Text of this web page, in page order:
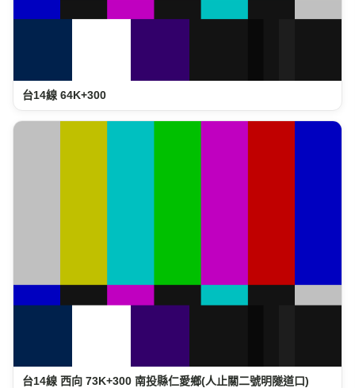
台14線 64K+300
台14線 西向 73K+300 南投縣仁愛鄉(人止關二號明隧道口)